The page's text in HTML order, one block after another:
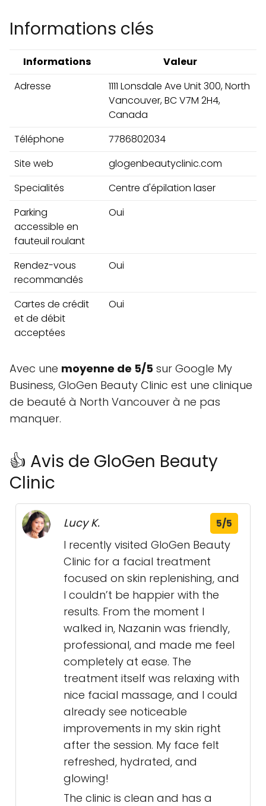
Informations clés
Informations
Valeur
Adresse
1111 Lonsdale Ave Unit 300, North
Vancouver, BC V7M 2H4,
Canada
Téléphone
7786802034
Site web
glogenbeautyclinic.com
Specialités
Centre d'épilation laser
Parking
accessible en
fauteuil roulant
Oui
Rendez-vous
recommandés
Oui
Cartes de crédit
et de débit
acceptées
Oui
Avec une moyenne de 5/5 sur Google My
Business, GloGen Beauty Clinic est une clinique
de beauté à North Vancouver à ne pas
manquer.
👍 Avis de GloGen Beauty
Clinic
Lucy K. 5/5
I recently visited GloGen Beauty
Clinic for a facial treatment
focused on skin replenishing, and
I couldn’t be happier with the
results. From the moment I
walked in, Nazanin was friendly,
professional, and made me feel
completely at ease. The
treatment itself was relaxing with
nice facial massage, and I could
already see noticeable
improvements in my skin right
after the session. My face felt
refreshed, hydrated, and
glowing!
The clinic is clean and has a